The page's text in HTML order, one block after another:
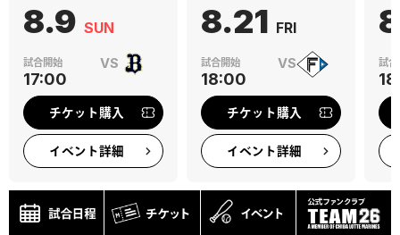
8.9 SUN
17:00
チケット購入
イベント詳細
8.21 FRI
18:00
チケット購入
イベント詳細